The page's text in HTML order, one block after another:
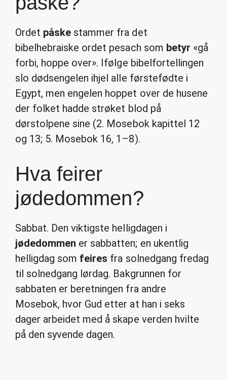
Ordet påske stammer fra det
bibelhebraiske ordet pesach som betyr «gå
forbi, hoppe over». Ifølge bibelfortellingen
slo dødsengelen ihjel alle førstefødte i
Egypt, men engelen hoppet over de husene
der folket hadde strøket blod på
dørstolpene sine (2. Mosebok kapittel 12
og 13; 5. Mosebok 16, 1–8).
Hva feirer
jødedommen?
Sabbat. Den viktigste helligdagen i
jødedommen er sabbatten; en ukentlig
helligdag som feires fra solnedgang fredag
til solnedgang lørdag. Bakgrunnen for
sabbaten er beretningen fra andre
Mosebok, hvor Gud etter at han i seks
dager arbeidet med å skape verden hvilte
på den syvende dagen.